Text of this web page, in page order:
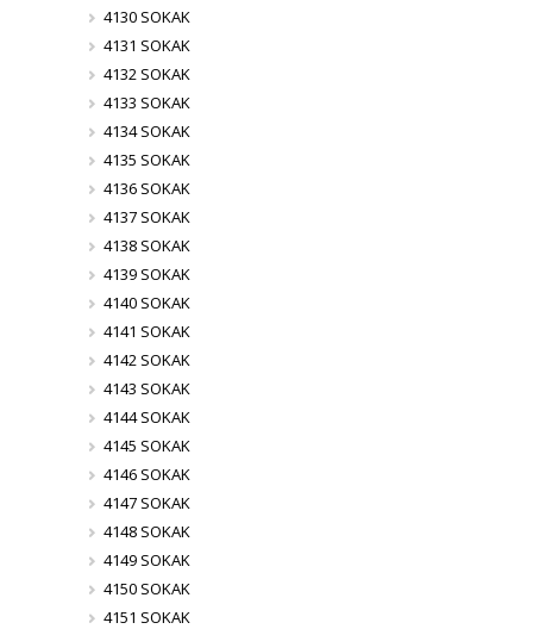
4130 SOKAK
4131 SOKAK
4132 SOKAK
4133 SOKAK
4134 SOKAK
4135 SOKAK
4136 SOKAK
4137 SOKAK
4138 SOKAK
4139 SOKAK
4140 SOKAK
4141 SOKAK
4142 SOKAK
4143 SOKAK
4144 SOKAK
4145 SOKAK
4146 SOKAK
4147 SOKAK
4148 SOKAK
4149 SOKAK
4150 SOKAK
4151 SOKAK